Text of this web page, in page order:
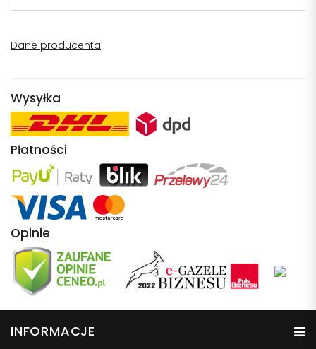
Dane producenta
Wysyłka
Płatności
Opinie
INFORMACJE